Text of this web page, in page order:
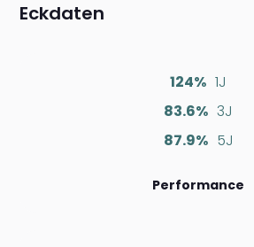
Eckdaten
124% 1J
83.6% 3J
87.9% 5J
Performance